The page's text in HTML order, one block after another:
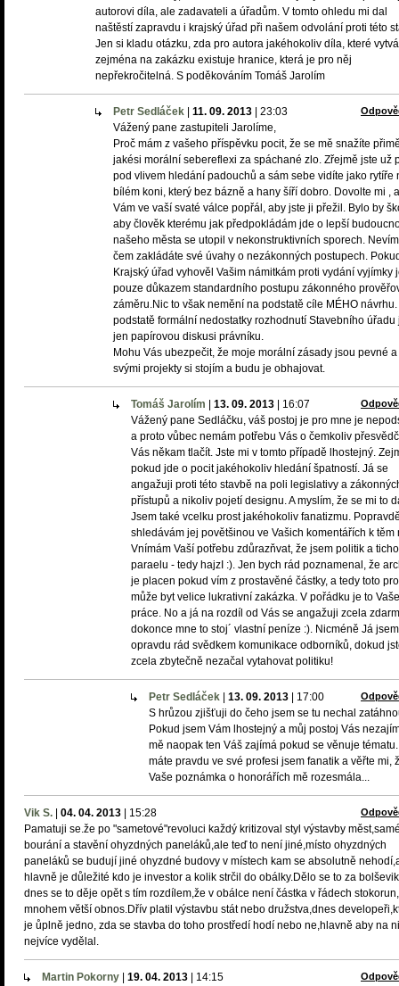
autorovi díla, ale zadavateli a úřadům. V tomto ohledu mi dal
naštěstí zapravdu i krajský úřad při našem odvolání proti této
Jen si kladu otázku, zda pro autora jakéhokoliv díla, které
zejména na zakázku existuje hranice, která je pro něj
nepřekročitelná. S poděkováním Tomáš Jarolím
Petr Sedláček 11. 09. 2013 23:03
Vážený pane zastupiteli Jarolíme,
Proč mám z vašeho příspěvku pocit, že se mě snažíte
jakési morální sebereflexi za spáchané zlo. Zřejmě jste už
pod vlivem hledání padouchů a sám sebe vidíte jako rytíře
bílém koni, který bez bázně a hany šíří dobro. Dovolte mi ,
Vám ve vaší svaté válce popřál, aby jste ji přežil. Bylo by
aby člověk kterému jak předpokládám jde o lepší
našeho města se utopil v nekonstruktivních sporech.
čem zakládáte své úvahy o nezákonných postupech.
Krajský úřad vyhověl Vašim námitkám proti vydání vyjímky
pouze důkazem standardního postupu zákonného
záměru.Nic to však nemění na podstatě cíle MÉHO návrhu.
podstatě formální nedostatky rozhodnutí Stavebního úřadu
jen papírovou diskusi právníku.
Mohu Vás ubezpečit, že moje morální zásady jsou pevné
svými projekty si stojím a budu je obhajovat.
Tomáš Jarolím 13. 09. 2013 16:07
Vážený pane Sedláčku, váš postoj je pro mne je
a proto vůbec nemám potřebu Vás o čemkoliv
Vás někam tlačít. Jste mi v tomto případě lhostejný.
pokud jde o pocit jakéhokoliv hledání špatností. Já se
angažuji proti této stavbě na poli legislativy a
přístupů a nikoliv pojetí designu. A myslím, že se mi to
Jsem také vcelku prost jakéhokoliv fanatizmu.
shledávám jej povětšinou ve Vašich komentářích k těm
Vnímám Vaší potřebu zdůrazňvat, že jsem politik a
paraelu - tedy hajzI :). Jen bych rád poznamenal, že
je placen pokud vím z prostavěné částky, a tedy toto
může byt velice lukrativní zakázka. V pořádku je to Vaše
práce. No a já na rozdíl od Vás se angažuji zcela
dokonce mne to stoj´ vlastní peníze :). Nicméně Já
opravdu rád svědkem komunikace odborníků, dokud
zcela zbytečně nezačal vytahovat politiku!
Petr Sedláček 13. 09. 2013 17:00
S hrůzou zjišťuji do čeho jsem se tu nechal
Pokud jsem Vám lhostejný a můj postoj Vás
mě naopak ten Váš zajímá pokud se věnuje
máte pravdu ve své profesi jsem fanatik a věřte mi,
Vaše poznámka o honorářích mě rozesmála...
Vik S. 04. 04. 2013 15:28
Pamatuji se.že po "sametové"revoluci každý kritizoval styl výstavby
bourání a stavění ohyzdných paneláků,ale teď to není jiné,místo ohyzdných
paneláků se budují jiné ohyzdné budovy v místech kam se absolutně
hlavně je důležité kdo je investor a kolik strčil do obálky.Dělo se to za
dnes se to děje opět s tím rozdílem,že v obálce není částka v řádech
mnohem větší obnos.Dřív platil výstavbu stát nebo družstva,dnes
je ůplně jedno, zda se stavba do toho prostředí hodí nebo ne,hlavně aby na
nejvíce vydělal.
Martin Pokorny 19. 04. 2013 14:15